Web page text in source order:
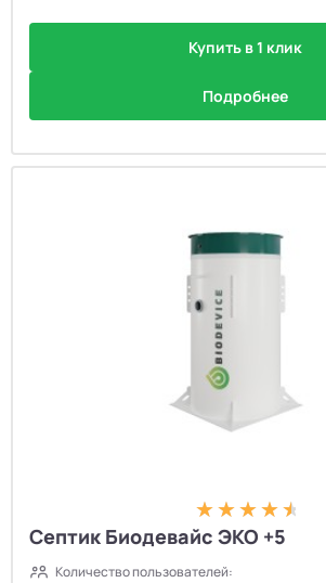
Купить в 1 клик
Подробнее
Септик Биодевайс ЭКО +5
Количество пользователей: